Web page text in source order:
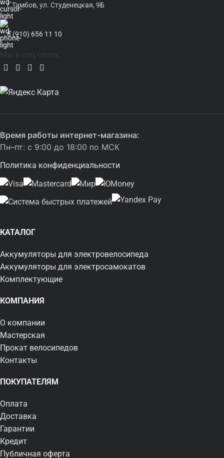
г.Тамбов, ул. Студенецкая, 9Б
8 (910) 656 11 10
Время работы интернет-магазина:
Пн–пт: с 9:00 до 18:00 по МСК
Политика конфиденциальности
КАТАЛОГ
Аккумуляторы для электровелосипеда
Аккумуляторы для электросамокатов
Комплектующие
КОМПАНИЯ
О компании
Мастерская
Прокат велосипедов
Контакты
ПОКУПАТЕЛЯМ
Оплата
Доставка
Гарантии
Кредит
Публичная оферта